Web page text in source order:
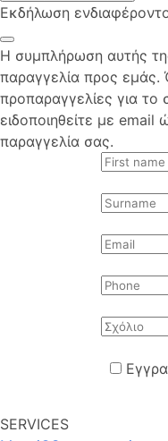
Εκδήλωση
Η συμπλήρωση αυτής
παραγγελία προς εμάς.
προπαραγγελίες για το
ειδοποιηθείτε με
παραγγελία σας.
SERVICES